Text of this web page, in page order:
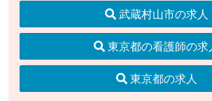
武蔵村山市の求人
東京都の看護師の求
東京都の求人